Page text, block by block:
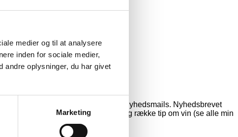
medier og til at analysere
inden for sociale medier,
andre oplysninger, du har givet
Marketing
bliver ikke spammet med daglige nyhedsmails. Nyhedsbrevet
masser af viden om vin og en lang række tip om vin (se alle min